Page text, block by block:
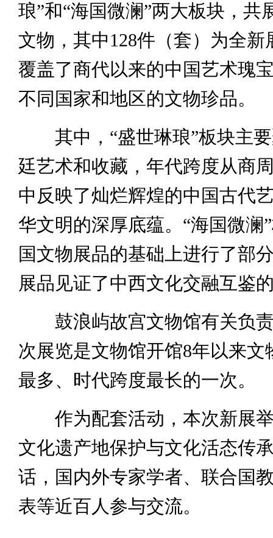
琅”和“海国微澜”两大板块，共
文物，其中128件（套）为全新
覆盖了商代以来的中国艺术瑰
不同国家和地区的文物珍品。
其中，“盛世琳琅”板块主要
廷艺术和收藏，年代跨度从商
中反映了灿烂辉煌的中国古代
华文明的深厚底蕴。“海国微澜
国文物展品的基础上进行了部
展品见证了中西文化交融互鉴
鼓浪屿故宫文物馆有关负责
次展览是文物馆开馆8年以来文
最多、时代跨度最长的一次。
作为配套活动，本次新展举
文化遗产地保护与文化活态传
话，国内外专家学者、联合国
表等近百人参与交流。